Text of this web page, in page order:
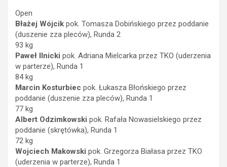
Open
Błażej Wójcik pok. Tomasza Dobińskiego przez poddanie
(duszenie zza pleców), Runda 2
93 kg
Paweł Ilnicki pok. Adriana Mielcarka przez TKO (uderzenia
w parterze), Runda 1
84 kg
Marcin Kosturbiec pok. Łukasza Błońskiego przez
poddanie (duszenie zza pleców), Runda 1
77 kg
Albert Odzimkowski pok. Rafała Nowasielskiego przez
poddanie (skrętówka), Runda 1
72 kg
Wojciech Makowski pok. Grzegorza Białasa przez TKO
(uderzenia w parterze), Runda 1